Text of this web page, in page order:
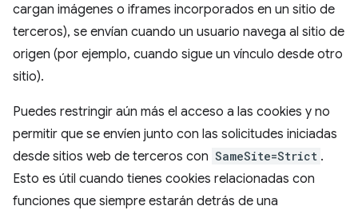
cargan imágenes o iframes incorporados en un sitio de
terceros), se envían cuando un usuario navega al sitio de
origen (por ejemplo, cuando sigue un vínculo desde otro
sitio).
Puedes restringir aún más el acceso a las cookies y no
permitir que se envíen junto con las solicitudes iniciadas
desde sitios web de terceros con SameSite=Strict .
Esto es útil cuando tienes cookies relacionadas con
funciones que siempre estarán detrás de una